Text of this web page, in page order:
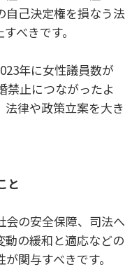
自己決定権を損なう法
べきです。
年に女性議員数が
禁止につながったよ
律や政策立案を大き
と
会の安全保障、司法へ
動の緩和と適応などの
関与すべきです。